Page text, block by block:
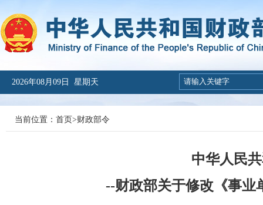
2026年08月09日 星期天
当前位置： 首页>财政部令
中华人民
--财政部关于修改《事业